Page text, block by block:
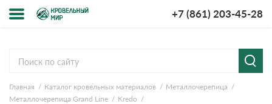
+7 (861) 203-45-28
компании
и оплата
Главная Каталог кровельных материалов
Металлочерепица
Металлочерепица Grand Line
Kredo